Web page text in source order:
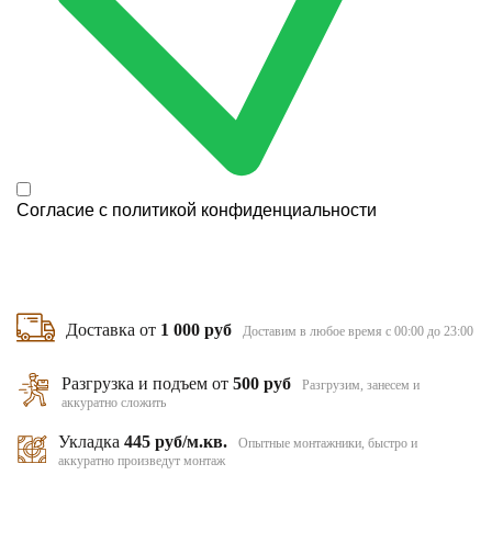
Согласие с политикой конфиденциальности
Доставка от 1 000 руб Доставим в любое время с 00:00 до 23:00
Разгрузка и подъем от500 руб
Разгрузим, занесем и
аккуратно сложить
Укладка 445 руб/м.кв.
Опытные монтажники, быстро и
аккуратно произведут монтаж